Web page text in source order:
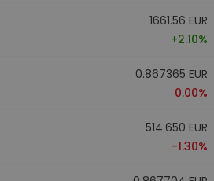
1661.56 EUR
+2.10%
0.867365 EUR
0.00%
514.650 EUR
-1.30%